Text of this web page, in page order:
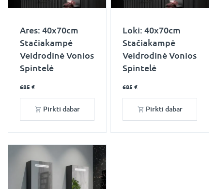
Ares: 40x70cm
Stačiakampė
Veidrodinė Vonios
Spintelė
685 €
Pirkti dabar
Loki: 40x70cm
Stačiakampė
Veidrodinė Vonios
Spintelė
685 €
Pirkti dabar